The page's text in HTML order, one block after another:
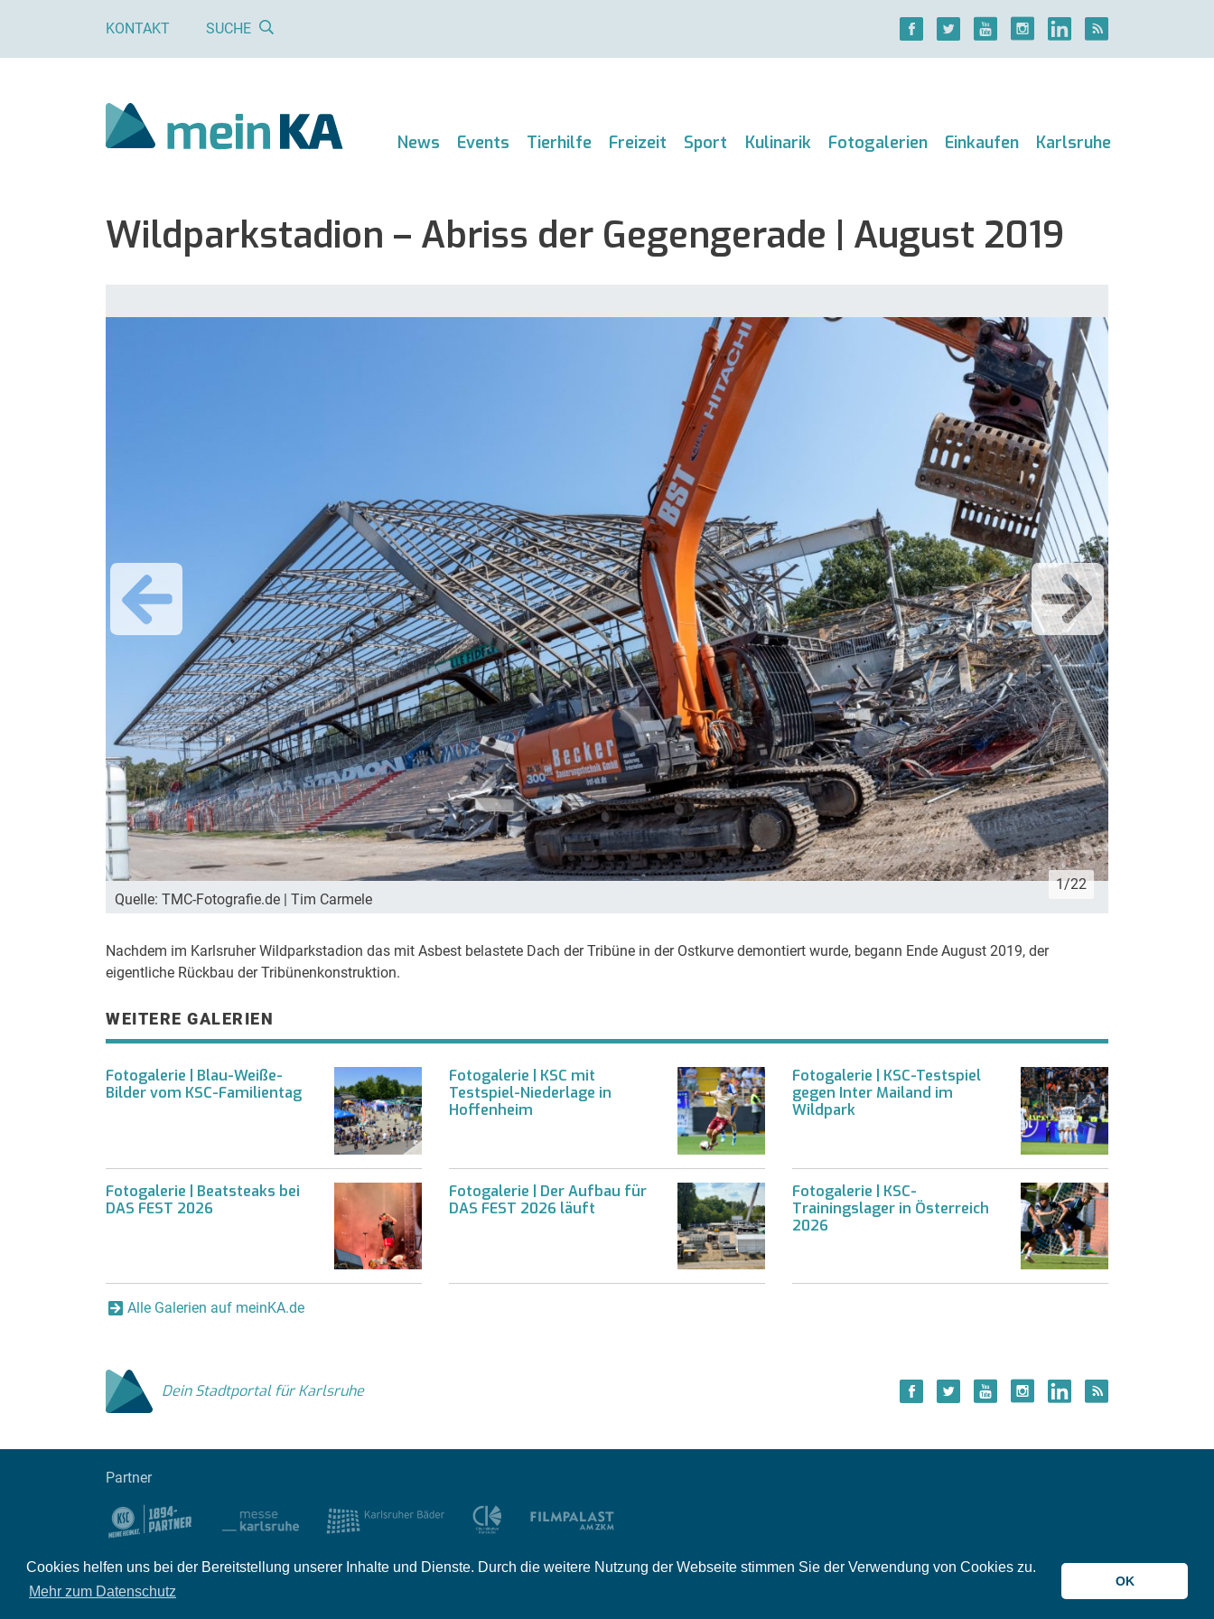
Cookies helfen uns bei der Bereitstellung unserer Inhalte und Dienste. Durch die weitere Nutzung der Webseite stimmen Sie der Verwendung von Cookies zu.
Mehr zum Datenschutz
OK
KONTAKT SUCHE
News Events Tierhilfe Freizeit Sport Kulinarik Fotogalerien Einkaufen Karlsruhe
Wildparkstadion – Abriss der Gegengerade | August 2019
Quelle: TMC-Fotografie.de | Tim Carmele
1/22
Nachdem im Karlsruher Wildparkstadion das mit Asbest belastete Dach der Tribüne in der Ostkurve demontiert wurde, begann Ende August 2019, der
eigentliche Rückbau der Tribünenkonstruktion.
WEITERE GALERIEN
Fotogalerie | Blau-Weiße-
Bilder vom KSC-Familientag
Fotogalerie | KSC mit
Testspiel-Niederlage in
Hoffenheim
Fotogalerie | KSC-Testspiel
gegen Inter Mailand im
Wildpark
Fotogalerie | Beatsteaks bei
DAS FEST 2026
Fotogalerie | Der Aufbau für
DAS FEST 2026 läuft
Fotogalerie | KSC-
Trainingslager in Österreich
2026
Alle Galerien auf meinKA.de
Dein Stadtportal für Karlsruhe
Partner
Impressum Kontakt Datenschutz Partner Mediadaten Jobs © 2026 meinKA